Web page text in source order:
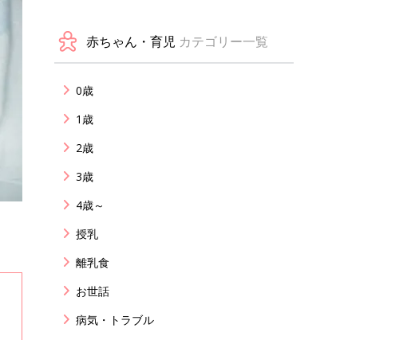
赤ちゃん・育児 カテゴリー一覧
0歳
1歳
2歳
3歳
4歳～
授乳
離乳食
お世話
病気・トラブル